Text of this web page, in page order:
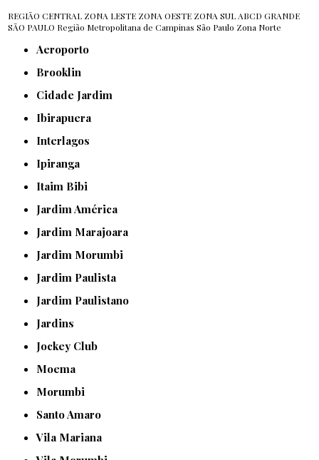
REGIÃO CENTRAL ZONA LESTE ZONA OESTE ZONA SUL ABCD GRANDE
SÃO PAULO Região Metropolitana de Campinas São Paulo Zona Norte
Aeroporto
Brooklin
Cidade Jardim
Ibirapuera
Interlagos
Ipiranga
Itaim Bibi
Jardim América
Jardim Marajoara
Jardim Morumbi
Jardim Paulista
Jardim Paulistano
Jardins
Jockey Club
Moema
Morumbi
Santo Amaro
Vila Mariana